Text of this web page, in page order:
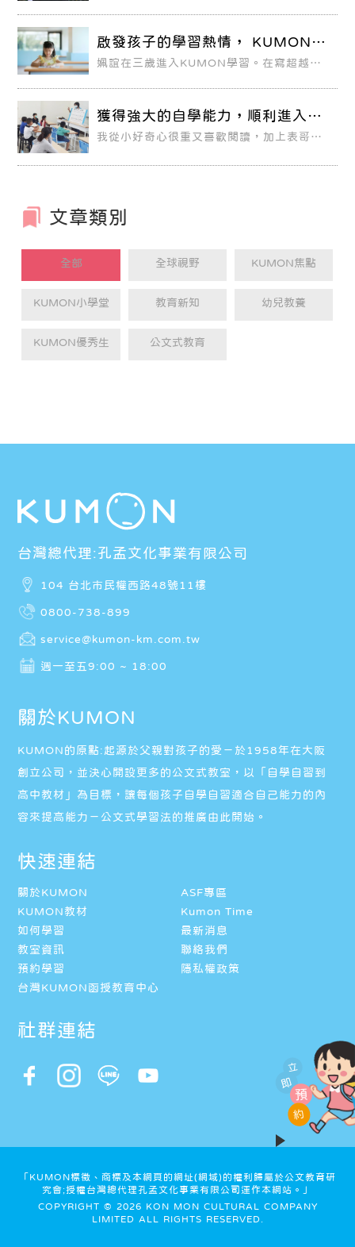
《遠見雜誌》最佳大學排行榜，台灣頂尖大
學有綜合化的趨勢，各校都積極提升學生的
多元能力發展，培育跨界人才。
啟發孩子的學習熱情， KUMON讓
親子都能一起成長
姵誼在三歲進入KUMON學習。在寫超越學
孩子難免有小脾氣，也會考驗父母的容忍度
與脾氣，父母一定要保持耐心。
獲得強大的自學能力，順利進入數
理資優班
我從小好奇心很重又喜歡閱讀，加上表哥表
進到KUMON教室學習，因為KUMON可以
文章類別
全部 全球視野 KUMON焦點
KUMON小學堂 教育新知 幼兒教養
KUMON優秀生 公文式教育
立
即
預
約
台灣總代理:孔孟文化事業有限公司
104 台北市民權西路48號11樓
0800-738-899
service@kumon-km.com.tw
週一至五9:00 ~ 18:00
關於KUMON
KUMON的原點:起源於父親對孩子的愛－於1958年在大阪
創立公司，並決心開設更多的公文式教室，以「自學自習到
高中教材」為目標，讓每個孩子自學自習適合自己能力的內
容來提高能力－公文式學習法的推廣由此開始。
快速連結
關於KUMON
ASF專區
KUMON教材
Kumon Time
如何學習
最新消息
教室資訊
聯絡我們
預約學習
隱私權政策
台灣KUMON函授教育中心
社群連結
「KUMON標徵、商標及本網頁的網址(網域)的權利歸屬於公文教育研
究會;授權台灣總代理孔孟文化事業有限公司運作本網站。」
COPYRIGHT © 2026 KON MON CULTURAL COMPANY
LIMITED ALL RIGHTS RESERVED.